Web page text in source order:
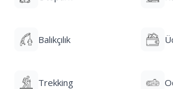
Balıkçılık
Trekking